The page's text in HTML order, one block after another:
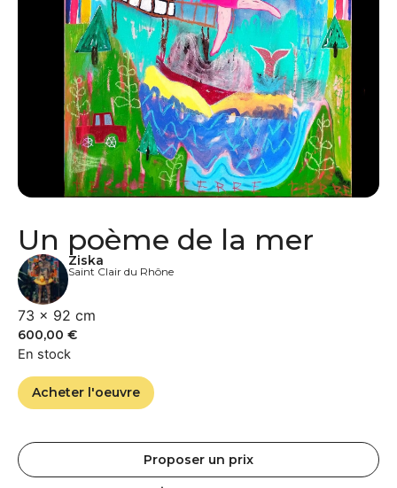
Un poème de la mer
Ziska
Saint Clair du Rhône
73 × 92 cm
600,00 €
En stock
Acheter l'oeuvre
Proposer un prix